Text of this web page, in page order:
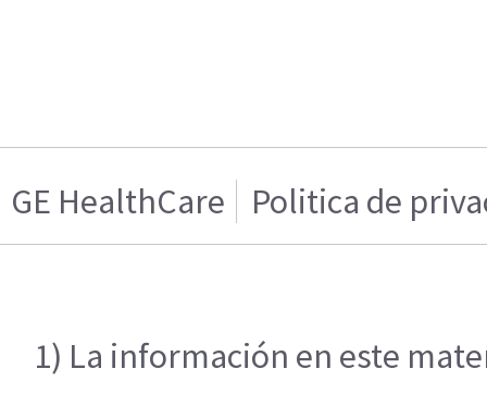
GE HealthCare Politica de
1) La información en este